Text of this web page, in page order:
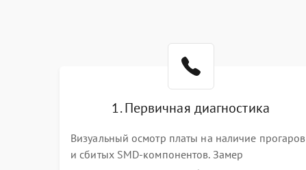
Электронные компоненты
Интерфейсы
1. Первичная диагностика
Визуальный осмотр платы на наличие прогаров
и сбитых SMD-компонентов. Замер